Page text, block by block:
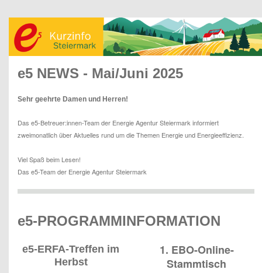
e5 NEWS - Mai/Juni 2025
Sehr geehrte Damen und Herren!
Das e5-Betreuer:innen-Team der Energie Agentur Steiermark informiert
zweimonatlich über Aktuelles rund um die Themen Energie und Energieeffizienz.
Viel Spaß beim Lesen!
Das e5-Team der Energie Agentur Steiermark
e5-PROGRAMMINFORMATION
e5-ERFA-Treffen im
Herbst
1. EBO-Online-
Stammtisch